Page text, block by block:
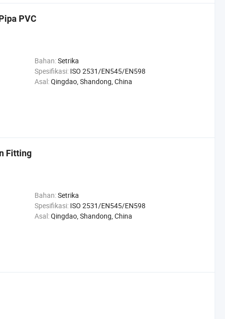
PVC
Bahan:Setrika
Spesifikasi: ISO 2531/EN545/EN598
Asal:Qingdao, Shandong, China
Fitting
Bahan:Setrika
Spesifikasi: ISO 2531/EN545/EN598
Asal:Qingdao, Shandong, China